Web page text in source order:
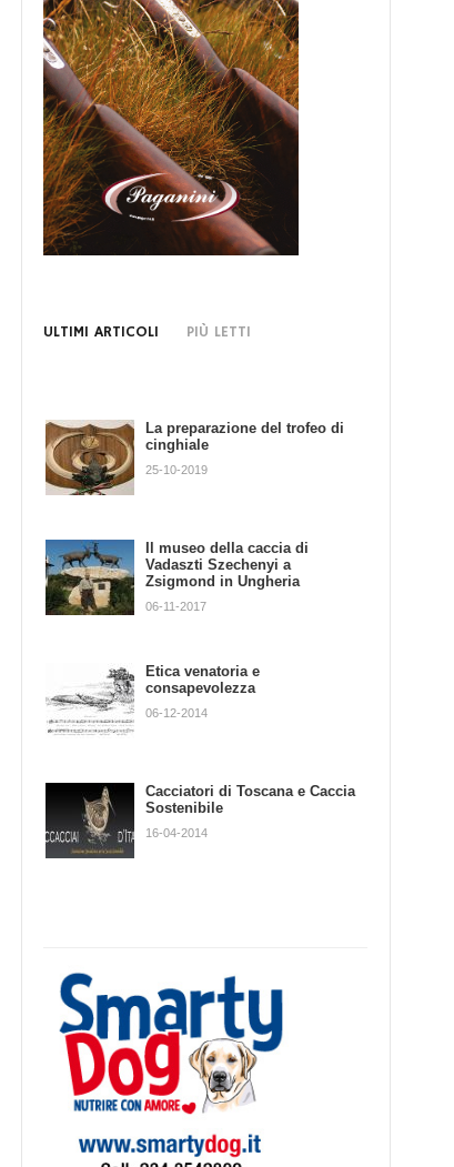
ULTIMI ARTICOLI PIÙ LETTI
La preparazione del trofeo di
cinghiale
25-10-2019
Il museo della caccia di
Vadaszti Szechenyi a
Zsigmond in Ungheria
06-11-2017
Etica venatoria e
consapevolezza
06-12-2014
Cacciatori di Toscana e Caccia
Sostenibile
16-04-2014
Concia...fai da te!
09-01-2013
Etica venatoria e responsabilità
individuale
01-11-2013
Il capriolo: la misurazione del
trofeo
23-08-2013
La Lepre
18-12-2012